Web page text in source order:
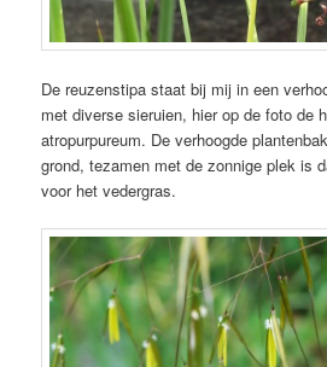
De reuzenstipa staat bij mij in een
met diverse sieruien, hier op de foto de
atropurpureum. De verhoogde
grond, tezamen met de zonnige plek is
voor het vedergras.